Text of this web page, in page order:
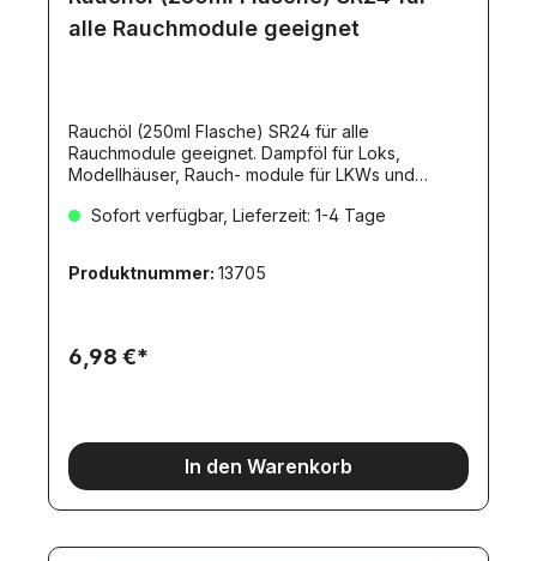
alle Rauchmodule geeignet
Rauchöl (250ml Flasche) SR24 für alle
Rauchmodule geeignet. Dampföl für Loks,
Modellhäuser, Rauch- module für LKWs und
Rauchmodule für LKWs und Schiffe. Reinigungsöl
an.Geeignet für Schienenreinigungs-Wagen.Kein
Sofort verfügbar, Lieferzeit: 1-4 Tage
Produktnummer: 13705
6,98 €*
In den Warenkorb